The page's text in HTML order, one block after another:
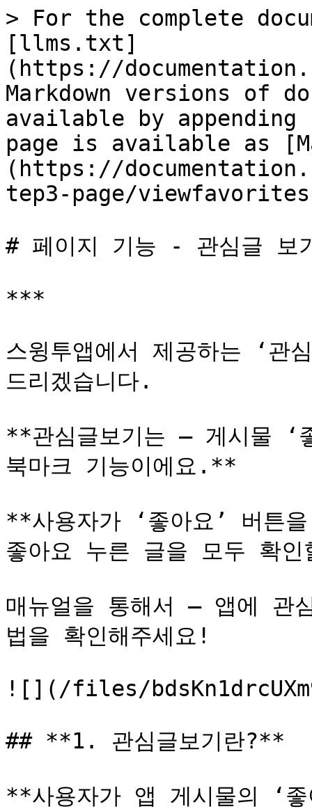
> For the complete
[llms.txt]
(https://
Markdown versions of
available by
page is available as
(https://
tep3-page/
# 페이지 기능 - 관심글 보
***
스윙투앱에서 제공하는 ‘관
드리겠습니다.
**관심글보기는 – 게시물 ‘
북마크 기능이에요.**
**사용자가 ‘좋아요’ 버튼
좋아요 누른 글을 모두 확
매뉴얼을 통해서 – 앱에 관
법을 확인해주세요!
![](/files/
## **1. 관심글보기란?**
**사용자가 앱 게시물의 ‘